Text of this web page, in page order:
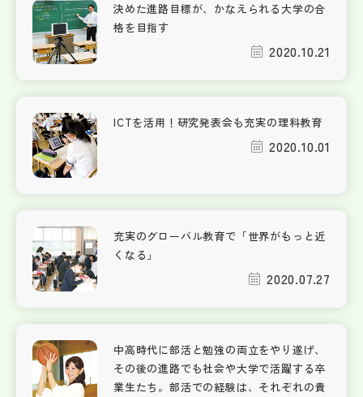
決めた進路目標が、かなえられる大学の合
格を目指す
2020.10.21
ICTを活用！研究発表会も充実の理科教育
2020.10.01
充実のグローバル教育で「世界がもっと近
くなる」
2020.07.27
中高時代に部活と勉強の両立をやり遂げ、
その後の進路でも社会や大学で活躍する卒
業生たち。部活での経験は、それぞれの貴